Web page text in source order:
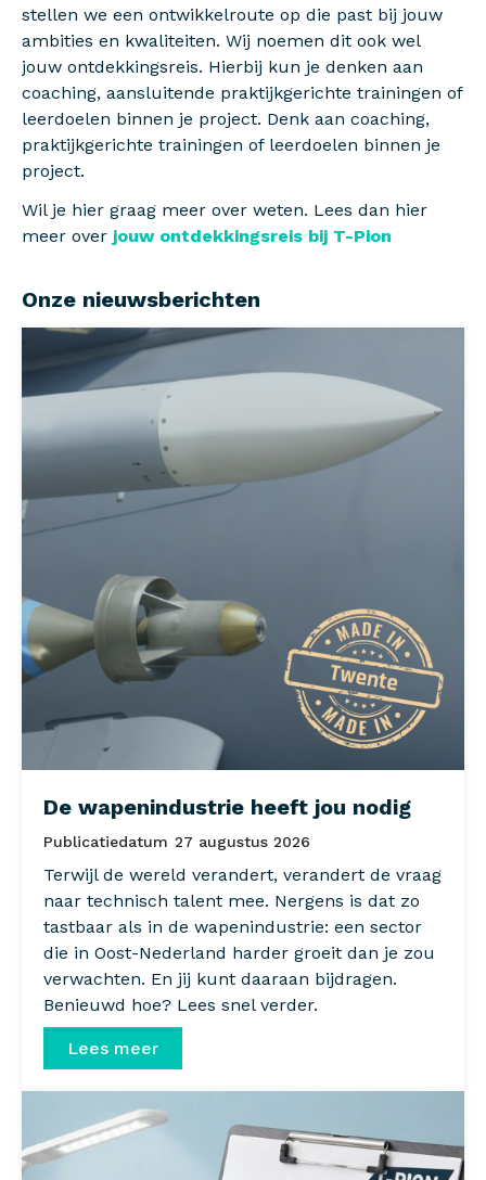
stellen we een ontwikkelroute op die past bij jouw
ambities en kwaliteiten. Wij noemen dit ook wel
jouw ontdekkingsreis. Hierbij kun je denken aan
coaching, aansluitende praktijkgerichte trainingen of
leerdoelen binnen je project. Denk aan coaching,
praktijkgerichte trainingen of leerdoelen binnen je
project.
Wil je hier graag meer over weten. Lees dan hier
meer over jouw ontdekkingsreis bij T-Pion
Onze nieuwsberichten
De wapenindustrie heeft jou nodig
Publicatiedatum 27 augustus 2026
Terwijl de wereld verandert, verandert de vraag
naar technisch talent mee. Nergens is dat zo
tastbaar als in de wapenindustrie: een sector
die in Oost-Nederland harder groeit dan je zou
verwachten. En jij kunt daaraan bijdragen.
Benieuwd hoe? Lees snel verder.
Lees meer